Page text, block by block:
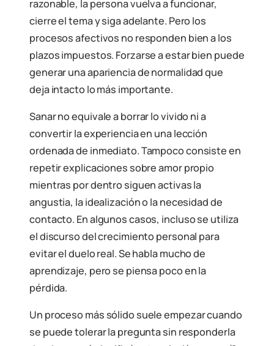
razonable, la persona vuelva a funcionar,
cierre el tema y siga adelante. Pero los
procesos afectivos no responden bien a los
plazos impuestos. Forzarse a estar bien puede
generar una apariencia de normalidad que
deja intacto lo más importante.
Sanar no equivale a borrar lo vivido ni a
convertir la experiencia en una lección
ordenada de inmediato. Tampoco consiste en
repetir explicaciones sobre amor propio
mientras por dentro siguen activas la
angustia, la idealización o la necesidad de
contacto. En algunos casos, incluso se utiliza
el discurso del crecimiento personal para
evitar el duelo real. Se habla mucho de
aprendizaje, pero se piensa poco en la
pérdida.
Un proceso más sólido suele empezar cuando
se puede tolerar la pregunta sin responderla